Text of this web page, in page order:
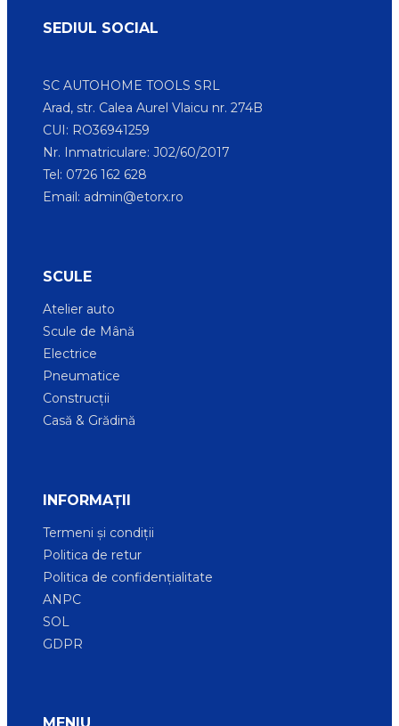
SEDIUL SOCIAL
SC AUTOHOME TOOLS SRL
Arad, str. Calea Aurel Vlaicu nr. 274B
CUI: RO36941259
Nr. Inmatriculare: J02/60/2017
Tel: 0726 162 628
Email: admin@etorx.ro
SCULE
Atelier auto
Scule de Mână
Electrice
Pneumatice
Construcții
Casă & Grădină
INFORMAȚII
Termeni și condiții
Politica de retur
Politica de confidențialitate
ANPC
SOL
GDPR